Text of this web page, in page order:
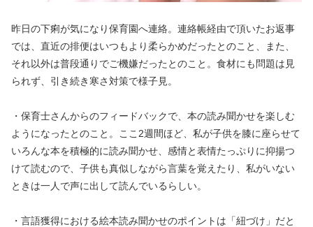
昨日の下痢が気になり保育園へ連絡。連絡帳経由で頂いたお返事
では、直近の排便はいつもより柔らかめだったとのこと、また、
それ以外は普段通りでご機嫌だったとのこと。食材にも問題は見
られず、引き続き寒さ対策で様子見。
・保育士さんからのフィードバックで、本の読み聞かせを楽しむ
ようになったとのこと。ここ2週間ほど、私が子供を膝に座らせて
いろんな本を積極的に読み聞かせ、感情と表情たっぷりに抑揚つ
けて読むので、子供も真似しながら言葉を覚えたり、私がいない
ときは一人で声に出して読んでいるらしい。
・言語獲得における絵本読み聞かせのポイントは「紐づけ」だと